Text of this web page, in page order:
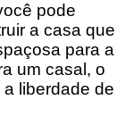
pode
a casa que
para a
um casal, o
liberdade de